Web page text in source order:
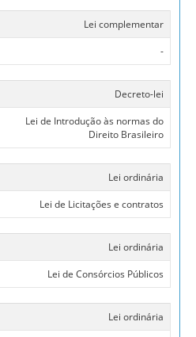
Lei complementar
-
Decreto-lei
Lei de Introdução às normas do
Direito Brasileiro
Lei ordinária
Lei de Licitações e contratos
Lei ordinária
Lei de Consórcios Públicos
Lei ordinária